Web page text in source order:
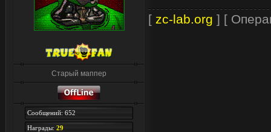
Старый маппер
Сообщений: 652
Награды: 29
[ zc-lab.org ] [